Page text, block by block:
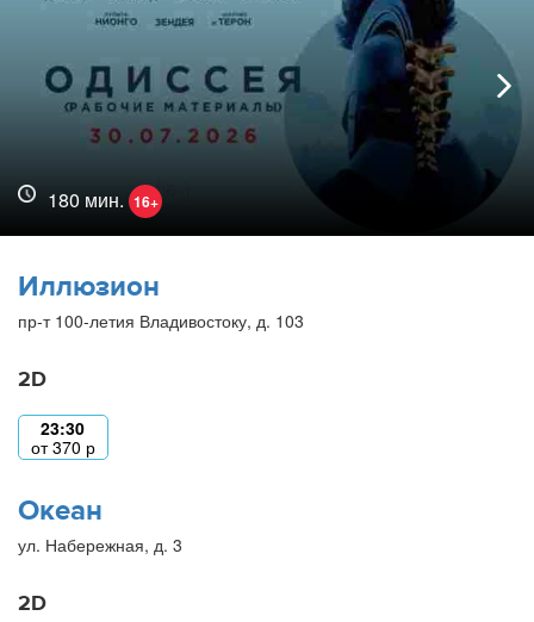
180 мин. 16+
Иллюзион
пр-т 100-летия Владивостоку, д. 103
2D
23:30
от370 р
Океан
ул. Набережная, д. 3
2D